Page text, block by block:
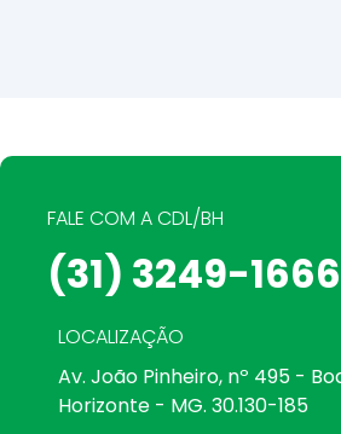
FALE COM A CDL/BH
(31) 3249-1666
LOCALIZAÇÃO
Av. João Pinheiro, nº 495 -
Horizonte - MG. 30.130-185